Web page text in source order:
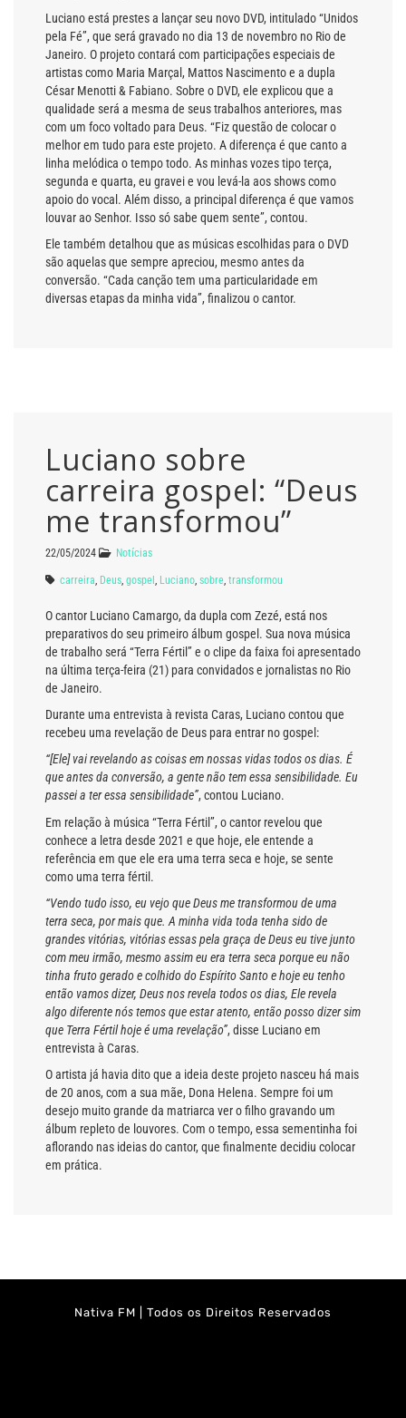
Luciano está prestes a lançar seu novo DVD, intitulado “Unidos
pela Fé”, que será gravado no dia 13 de novembro no Rio de
Janeiro. O projeto contará com participações especiais de
artistas como Maria Marçal, Mattos Nascimento e a dupla
César Menotti & Fabiano. Sobre o DVD, ele explicou que a
qualidade será a mesma de seus trabalhos anteriores, mas
com um foco voltado para Deus. “Fiz questão de colocar o
melhor em tudo para este projeto. A diferença é que canto a
linha melódica o tempo todo. As minhas vozes tipo terça,
segunda e quarta, eu gravei e vou levá-la aos shows como
apoio do vocal. Além disso, a principal diferença é que vamos
louvar ao Senhor. Isso só sabe quem sente”, contou.
Ele também detalhou que as músicas escolhidas para o DVD
são aquelas que sempre apreciou, mesmo antes da
conversão. “Cada canção tem uma particularidade em
diversas etapas da minha vida”, finalizou o cantor.
Luciano sobre
carreira gospel: “Deus
me transformou”
22/05/2024 Notícias
carreira Deus gospel Luciano sobre transformou
O cantor Luciano Camargo, da dupla com Zezé, está nos
preparativos do seu primeiro álbum gospel. Sua nova música
de trabalho será “Terra Fértil” e o clipe da faixa foi apresentado
na última terça-feira (21) para convidados e jornalistas no Rio
de Janeiro.
Durante uma entrevista à revista Caras, Luciano contou que
recebeu uma revelação de Deus para entrar no gospel:
“[Ele] vai revelando as coisas em nossas vidas todos os dias. É
que antes da conversão, a gente não tem essa sensibilidade. Eu
passei a ter essa sensibilidade”, contou Luciano.
Em relação à música “Terra Fértil”, o cantor revelou que
conhece a letra desde 2021 e que hoje, ele entende a
referência em que ele era uma terra seca e hoje, se sente
como uma terra fértil.
“Vendo tudo isso, eu vejo que Deus me transformou de uma
terra seca, por mais que. A minha vida toda tenha sido de
grandes vitórias, vitórias essas pela graça de Deus eu tive junto
com meu irmão, mesmo assim eu era terra seca porque eu não
tinha fruto gerado e colhido do Espírito Santo e hoje eu tenho
então vamos dizer, Deus nos revela todos os dias, Ele revela
algo diferente nós temos que estar atento, então posso dizer sim
que Terra Fértil hoje é uma revelação”, disse Luciano em
entrevista à Caras.
O artista já havia dito que a ideia deste projeto nasceu há mais
de 20 anos, com a sua mãe, Dona Helena. Sempre foi um
desejo muito grande da matriarca ver o filho gravando um
álbum repleto de louvores. Com o tempo, essa sementinha foi
aflorando nas ideias do cantor, que finalmente decidiu colocar
em prática.
Nativa FM | Todos os Direitos Reservados